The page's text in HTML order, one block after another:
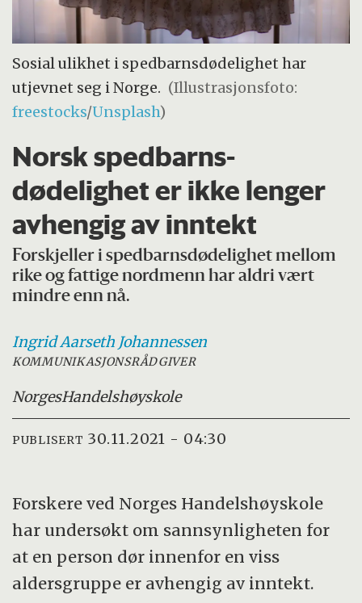
Sosial ulikhet i spedbarnsdødelighet har
utjevnet seg i Norge. (Illustrasjonsfoto:
freestocks/Unsplash)
Norsk spedbarns­
dødelighet er ikke lenger
avhengig av inntekt
Forskjeller i spedbarnsdødelighet mellom
rike og fattige nordmenn har aldri vært
mindre enn nå.
Ingrid Aarseth Johannessen
KOMMUNIKASJONSRÅDGIVER
NorgesHandelshøyskole
PUBLISERT 30.11.2021 - 04:30
Forskere ved Norges Handelshøyskole
har undersøkt om sannsynligheten for
at en person dør innenfor en viss
aldersgruppe er avhengig av inntekt.